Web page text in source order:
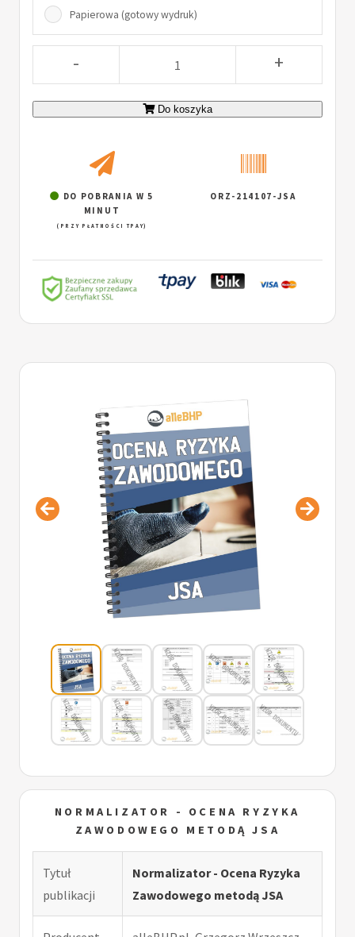
NORMALIZATOR - OCENA RYZYKA
ZAWODOWEGO METODĄ JSA
Tytuł
publikacji
Normalizator - Ocena Ryzyka
Zawodowego metodą JSA
Papierowa (gotowy wydruk)
- +
Do koszyka
DO POBRANIA W 5
MINUT
(PRZY PŁATNOŚCI TPAY)
ORZ-214107-JSA